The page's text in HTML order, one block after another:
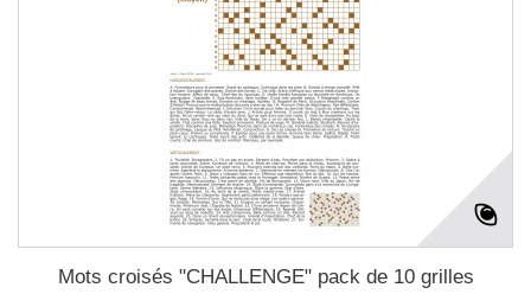
Mots croisés "CHALLENGE" pack de 10 grilles